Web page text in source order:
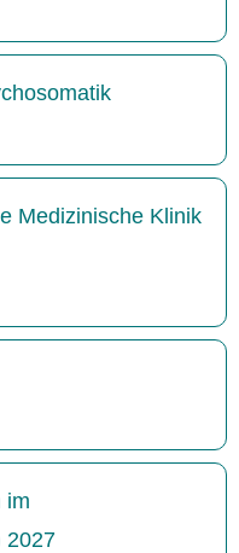
Medizinische Klinik
im
2027